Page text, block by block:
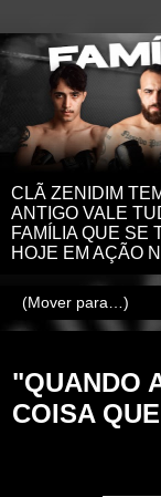
CLÃ ZENIDIM
ANTIGO VALE
FAMÍLIA QUE SE
HOJE EM AÇÃO
"QUANDO
COISA